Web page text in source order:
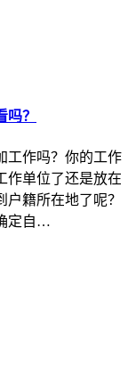
？
工作吗？你的工作
作单位了还是放在
籍所在地了呢？
定自…